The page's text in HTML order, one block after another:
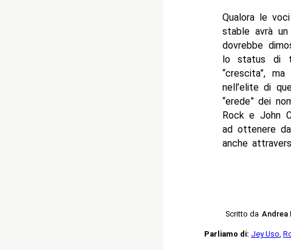
Qualora le
stable avrà un
dovrebbe
lo status di
“crescita”,
nell’elite di
“erede” dei
Rock e John
ad ottenere
anche
Scritto da Andrea
Parliamo di: Jey Uso,